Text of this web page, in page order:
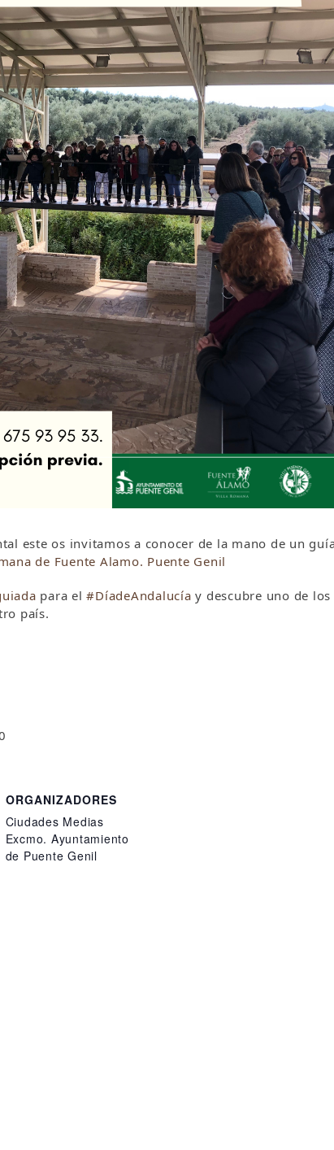
este os invitamos a conocer de la mano de un
de Fuente Alamo. Puente Genil
para el#DíadeAndalucía y descubre uno de los
país.
ORGANIZADORES
Ciudades Medias
Excmo. Ayuntamiento
de Puente Genil